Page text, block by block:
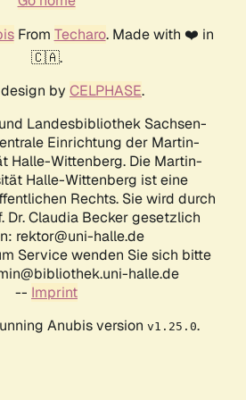
From Techaro. Made with ❤️ in
🇨🇦.
by CELPHASE.
Landesbibliothek Sachsen-
Einrichtung der Martin-
Halle-Wittenberg. Die Martin-
Halle-Wittenberg ist eine
Rechts. Sie wird durch
Dr. Claudia Becker gesetzlich
rektor@uni-halle.de
Service wenden Sie sich bitte
halle.de
-- Imprint
Anubis version v1.25.0.